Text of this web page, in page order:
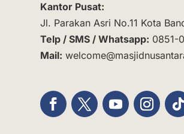
Kantor Pusat:
Jl. Parakan Asri No.11 Kota
Telp / SMS / Whatsapp: 0851-
Mail: